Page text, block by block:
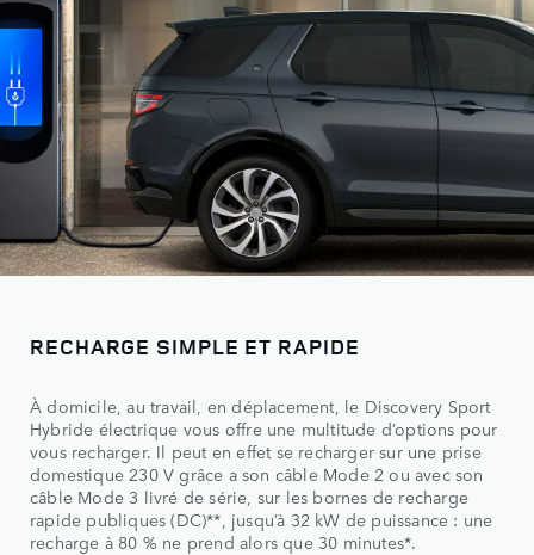
RECHARGE SIMPLE ET RAPIDE
À domicile, au travail, en déplacement, le Discovery Sport
Hybride électrique vous offre une multitude d’options pour
vous recharger. Il peut en effet se recharger sur une prise
domestique 230 V grâce a son câble Mode 2 ou avec son
câble Mode 3 livré de série, sur les bornes de recharge
rapide publiques (DC)**, jusqu’à 32 kW de puissance : une
recharge à 80 % ne prend alors que 30 minutes*.